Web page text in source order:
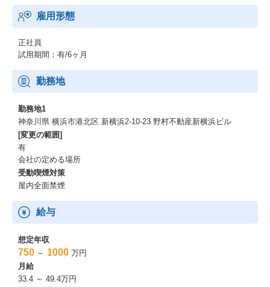
雇用形態
正社員
試用期間：有/6ヶ月
勤務地
勤務地1
神奈川県 横浜市港北区 新横浜2-10-23 野村不動産新横浜ビル
[変更の範囲]
有
会社の定める場所
受動喫煙対策
屋内全面禁煙
給与
想定年収
750 ～ 1000 万円
月給
33.4 ～ 49.4万円